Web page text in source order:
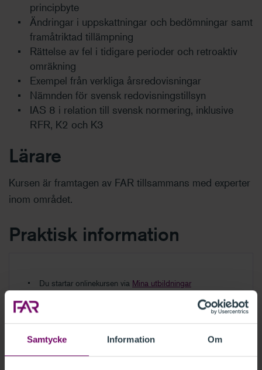
Samtycke Information Om
principbyte
Ändringar i uppskattningar och bedömningar samt
framåtriktad tillämpning
Rättelse av fel i tidigare perioder och retroaktiv
omräkning
Exempel från verkliga årsredovisningar
Nämnden för svensk redovisningstillsyn
IAS 8 i relation till svensk normering, inklusive
RFR, K2 och K3
Lärare
Kursen är framtagen av FAR tillsammans med experter
inom området.
Praktisk information
Du startar onlinekursen via Mina utbildningar
Kursmaterial i pdf finns för utvalda kurser
Du har tillgång till kursen/filmen i 12 månader